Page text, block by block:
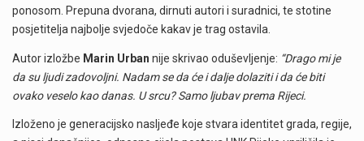
ponosom. Prepuna dvorana, dirnuti autori i suradnici, te stotine
posjetitelja najbolje svjedoče kakav je trag ostavila.
Autor izložbe Marin Urban nije skrivao oduševljenje: “Drago mi je
da su ljudi zadovoljni. Nadam se da će i dalje dolaziti i da će biti
ovako veselo kao danas. U srcu? Samo ljubav prema Rijeci.
Izloženo je generacijsko nasljeđe koje stvara identitet grada, regije,